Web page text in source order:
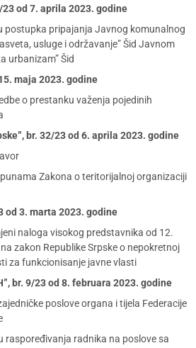
od 7. aprila 2023. godine
postupka pripajanja Javnog komunalnog
usluge i održavanje” Šid Javnom
urbanizam” Šid
maja 2023. godine
o prestanku važenja pojedinih
br. 32/23 od 6. aprila 2023. godine
Zakona o teritorijalnoj organizaciji
od 3. marta 2023. godine
naloga visokog predstavnika od 12.
zakon Republike Srpske o nepokretnoj
za funkcionisanje javne vlasti
br. 9/23 od 8. februara 2023. godine
poslove organa i tijela Federacije
raspoređivanja radnika na poslove sa